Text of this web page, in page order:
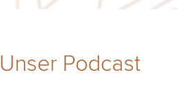
Unser Podcast